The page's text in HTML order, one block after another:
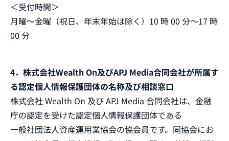
＜受付時間＞
月曜～金曜（祝日、年末年始は除く）10 時 00 分～17 時
00 分
4．株式会社Wealth On及びAPJ Media合同会社が所属す
る認定個人情報保護団体の名称及び相談窓口
株式会社 Wealth On 及び APJ Media 合同会社は、金融
庁の認定を受けた認定個人情報保護団体である
一般社団法人資産運用業協会の協会員です。同協会にお